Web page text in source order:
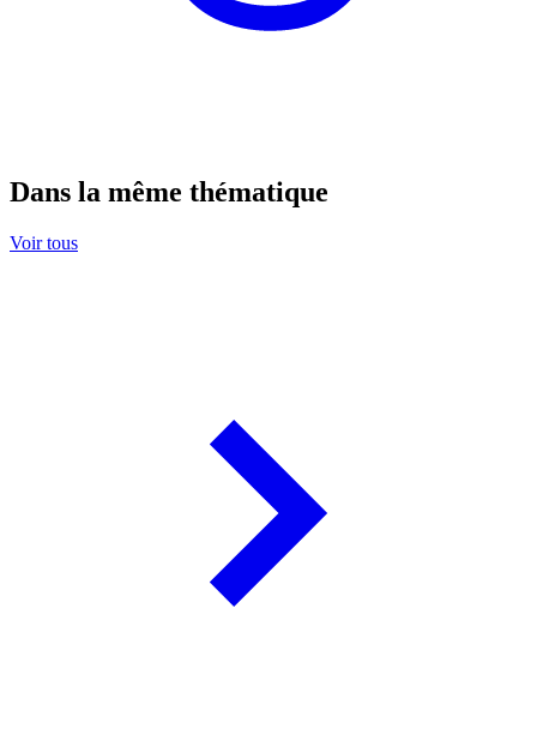
Dans la même thématique
Voir tous